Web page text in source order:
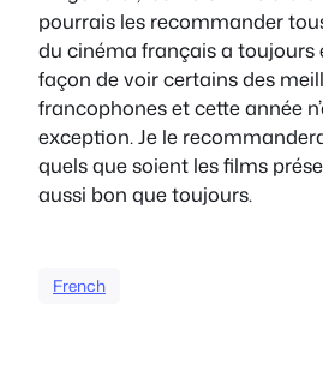
pourrais les recommander
du cinéma français a toujours
façon de voir certains des
francophones et cette année
exception. Je le
quels que soient les films
aussi bon que toujours.
French